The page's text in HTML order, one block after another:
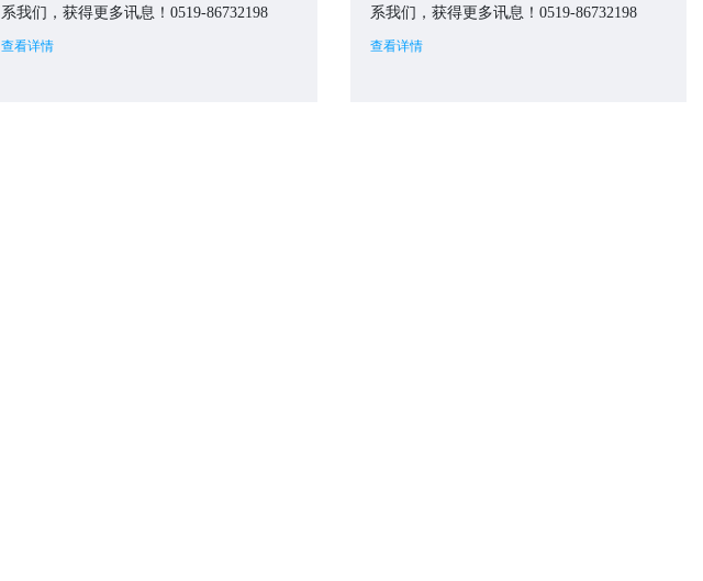
系我们，获得更多讯息！0519-86732198
查看详情
系我们，获得更多讯息！0519-86732198
查看详情